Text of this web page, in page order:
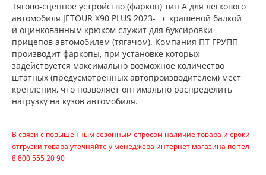
Тягово-сцепное устройство (фаркоп) тип А для легкового
автомобиля JETOUR X90 PLUS 2023- с крашеной балкой
и оцинкованным крюком служит для буксировки
прицепов автомобилем (тягачом). Компания ПТ ГРУПП
производит фаркопы, при установке которых
задействуется максимально возможное количество
штатных (предусмотренных автопроизводителем) мест
крепления, что позволяет оптимально распределить
нагрузку на кузов автомобиля.
В связи с повышенным сезонным спросом наличие товара и сроки
отгрузки товара уточняйте у менеджера интернет магазина по тел
8 800 555 20 90